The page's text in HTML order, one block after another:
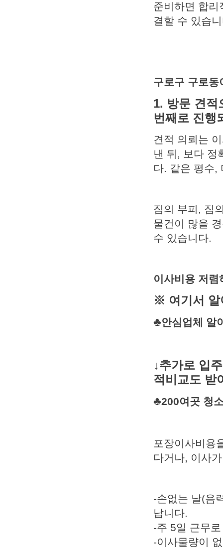
준비하면 합리
결할 수 있습
구로구 구로
1. 방문 견적
번째로 진행
견적 의뢰는
낸 뒤, 보다 정
다. 같은 평수,
짐의 부피, 짐
물건이 많을
수 있습니다.
이사비용 저
※ 여기서 알
♣안심업체 알
↓추가로 입
적비교도 받
♣200여곳 청
포장이사비용
다거나, 이사
-손없는 날(음
납니다.
-주 5일 근무
-이사물량이